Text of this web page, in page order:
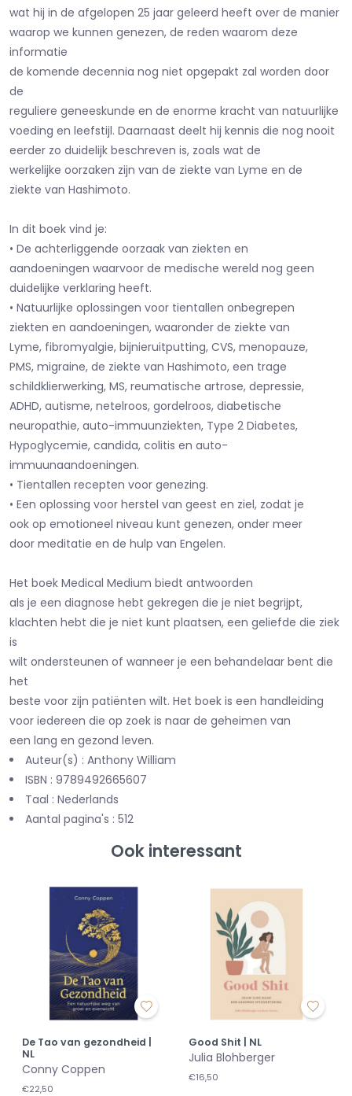
wat hij in de afgelopen 25 jaar geleerd heeft over de manier
waarop we kunnen genezen, de reden waarom deze
informatie
de komende decennia nog niet opgepakt zal worden door
de
reguliere geneeskunde en de enorme kracht van natuurlijke
voeding en leefstijl. Daarnaast deelt hij kennis die nog nooit
eerder zo duidelijk beschreven is, zoals wat de
werkelijke oorzaken zijn van de ziekte van Lyme en de
ziekte van Hashimoto.
In dit boek vind je:
• De achterliggende oorzaak van ziekten en
aandoeningen waarvoor de medische wereld nog geen
duidelijke verklaring heeft.
• Natuurlijke oplossingen voor tientallen onbegrepen
ziekten en aandoeningen, waaronder de ziekte van
Lyme, fibromyalgie, bijnieruitputting, CVS, menopauze,
PMS, migraine, de ziekte van Hashimoto, een trage
schildklierwerking, MS, reumatische artrose, depressie,
ADHD, autisme, netelroos, gordelroos, diabetische
neuropathie, auto-immuunziekten, Type 2 Diabetes,
Hypoglycemie, candida, colitis en auto-
immuunaandoeningen.
• Tientallen recepten voor genezing.
• Een oplossing voor herstel van geest en ziel, zodat je
ook op emotioneel niveau kunt genezen, onder meer
door meditatie en de hulp van Engelen.
Het boek Medical Medium biedt antwoorden
als je een diagnose hebt gekregen die je niet begrijpt,
klachten hebt die je niet kunt plaatsen, een geliefde die ziek
is
wilt ondersteunen of wanneer je een behandelaar bent die
het
beste voor zijn patiënten wilt. Het boek is een handleiding
voor iedereen die op zoek is naar de geheimen van
een lang en gezond leven.
Auteur(s) : Anthony William
ISBN : 9789492665607
Taal : Nederlands
Aantal pagina's : 512
Ook interessant
De Tao van gezondheid |
NL
Conny Coppen
€22,50
Good Shit | NL
Julia Blohberger
€16,50